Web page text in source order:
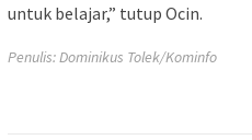
untuk belajar,” tutup Ocin.
Penulis: Dominikus Tolek/Kominfo